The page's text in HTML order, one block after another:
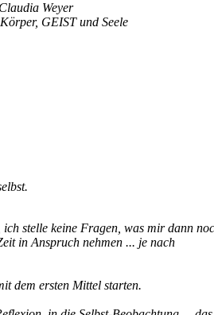
Claudia Weyer
GEIST und Seele
stelle keine Fragen, was mir dann
in Anspruch nehmen ... je nach
dem ersten Mittel starten.